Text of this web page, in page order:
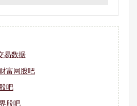
易数据
富网股吧
吧
股吧